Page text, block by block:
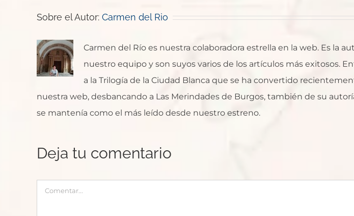
Sobre el Autor: Carmen del Rio
Carmen del Río es nuestra colaboradora estrella en la web. Es la
nuestro equipo y son suyos varios de los artículos más exitosos.
a la Trilogía de la Ciudad Blanca que se ha convertido
nuestra web, desbancando a Las Merindades de Burgos, también de su
se mantenía como el más leído desde nuestro estreno.
Deja tu comentario
Comentar